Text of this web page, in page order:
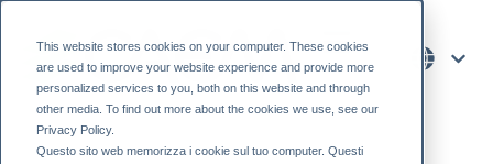
This website stores cookies on your computer. These cookies
are used to improve your website experience and provide more
personalized services to you, both on this website and through
other media. To find out more about the cookies we use, see our
Privacy Policy.
Questo sito web memorizza i cookie sul tuo computer. Questi